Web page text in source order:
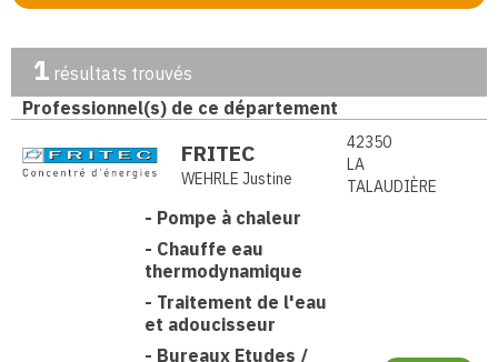
1 résultats trouvés
Professionnel(s) de ce département
FRITEC
WEHRLE Justine
42350
LA
TALAUDIÈRE
- Pompe à chaleur
- Chauffe eau
thermodynamique
- Traitement de l'eau
et adoucisseur
- Bureaux Etudes /